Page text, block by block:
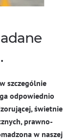
szczególnie
odpowiednio
świetnie
prawno-
w naszej